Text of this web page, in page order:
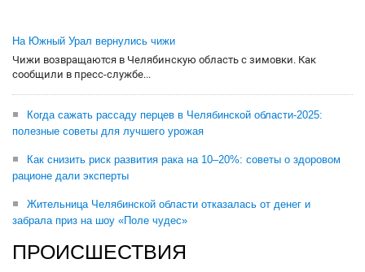
На Южный Урал вернулись чижи
Чижи возвращаются в Челябинскую область с зимовки. Как
сообщили в пресс-службе...
Когда сажать рассаду перцев в Челябинской области-2025:
полезные советы для лучшего урожая
Как снизить риск развития рака на 10–20%: советы о здоровом
рационе дали эксперты
Жительница Челябинской области отказалась от денег и
забрала приз на шоу «Поле чудес»
ПРОИСШЕСТВИЯ